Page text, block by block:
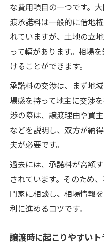
な費用項目の一つです。
渡承諾料は一般的に借地
れていますが、土地の立
って幅があります。相場
けることができます。
承諾料の交渉は、まず地
場感を持って地主に交渉
渉の際は、譲渡理由や買
などを説明し、双方が納
夫が必要です。
過去には、承諾料が高額
されています。そのため
門家に相談し、相場情報
利に進めるコツです。
譲渡時に起こりやすい